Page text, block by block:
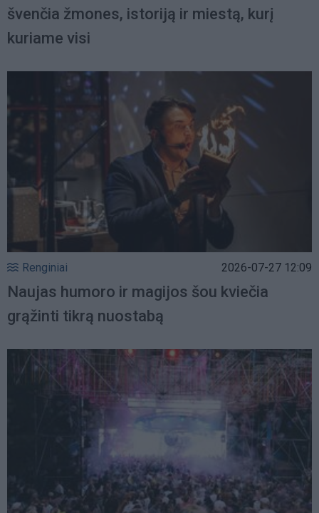
švenčia žmones, istoriją ir miestą, kurį
kuriame visi
Renginiai 2026-07-27 12:09
Naujas humoro ir magijos šou kviečia
grąžinti tikrą nuostabą